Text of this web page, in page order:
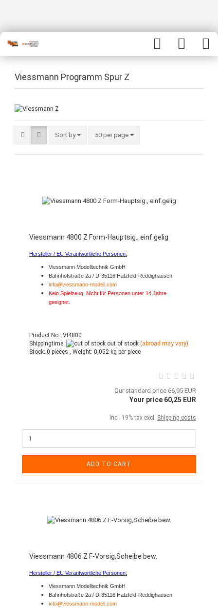
Viessmann Programm Spur Z
Sort by 50 per page
Viessmann 4800 Z Form-Hauptsig., einf.gelig
Hersteller / EU Verantwortliche Personen:
Viessmann Modelltechnik GmbH
Bahnhofstraße 2a / D-35116 Hatzfeld-Reddighausen
info@viessmann-modell.com
Kein Spielzeug. Nicht für Personen unter 14 Jahre
geeignet.
Product No.: VI4800
Shippingtime:
out of stock (abroad may vary)
Stock: 0 pieces , Weight: 0,052 kg per piece
Our standard price 66,95 EUR
Your price 60,25 EUR
incl. 19% tax excl. Shipping costs
ADD TO CART
Viessmann 4806 Z F-Vorsig,Scheibe bew.
Hersteller / EU Verantwortliche Personen:
Viessmann Modelltechnik GmbH
Bahnhofstraße 2a / D-35116 Hatzfeld-Reddighausen
info@viessmann-modell.com